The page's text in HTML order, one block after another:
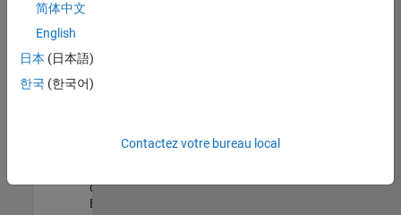
votre
région.
Senior Software Quality Engineer
Senior
Engineer
qualité |
Expérimenté(e)
简体中文
English
日本 (日本語)
한국 (한국어)
Contactez votre bureau local